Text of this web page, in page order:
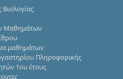
Μαθημάτων
μαθημάτων
Πληροφορικής
1ου έτους